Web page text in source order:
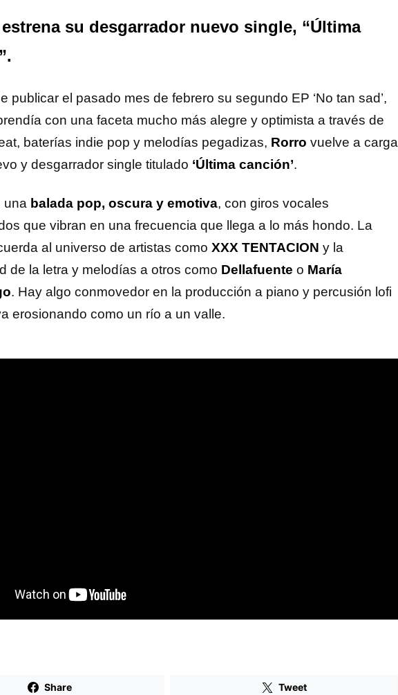
estrena su desgarrador nuevo single, “Última
publicar el pasado mes de febrero su segundo EP ‘No tan sad’,
con una faceta mucho más alegre y optimista a través de
baterías indie pop y melodías pegadizas, Rorro vuelve a carga
y desgarrador single titulado ‘Última canción’.
una balada pop, oscura y emotiva, con giros vocales
que vibran en una frecuencia que llega a lo más hondo. La
al universo de artistas como XXX TENTACION y la
de la letra y melodías a otros como Dellafuente o María
. Hay algo conmovedor en la producción a piano y percusión lofi
erosionando como un río a un valle.
Share Tweet